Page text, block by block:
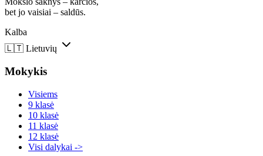
bet jo vaisiai – saldūs.
Kalba
🇱🇹 Lietuvių
Mokykis
Visiems
9 klasė
10 klasė
11 klasė
12 klasė
Visi dalykai ->